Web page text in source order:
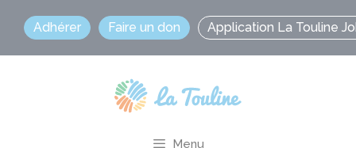
contenu
Adhérer Faire un don Application La Touline
Menu